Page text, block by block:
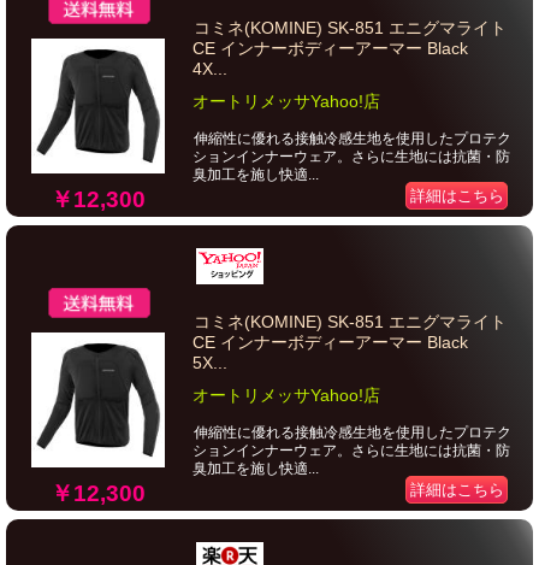
￥12,300
コミネ(KOMINE) SK-851 エニグマライト
CE インナーボディーアーマー Black
4X...
オートリメッサYahoo!店
伸縮性に優れる接触冷感生地を使用したプロテク
ションインナーウェア。さらに生地には抗菌・防
臭加工を施し快適...
詳細はこちら
￥12,300
コミネ(KOMINE) SK-851 エニグマライト
CE インナーボディーアーマー Black
5X...
オートリメッサYahoo!店
伸縮性に優れる接触冷感生地を使用したプロテク
ションインナーウェア。さらに生地には抗菌・防
臭加工を施し快適...
詳細はこちら